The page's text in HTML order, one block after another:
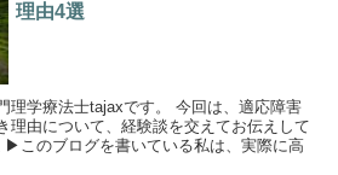
理由4選
理学療法士tajaxです。 今回は、適応障害
理由について、経験談を交えてお伝えして
▶︎このブログを書いている私は、実際に高